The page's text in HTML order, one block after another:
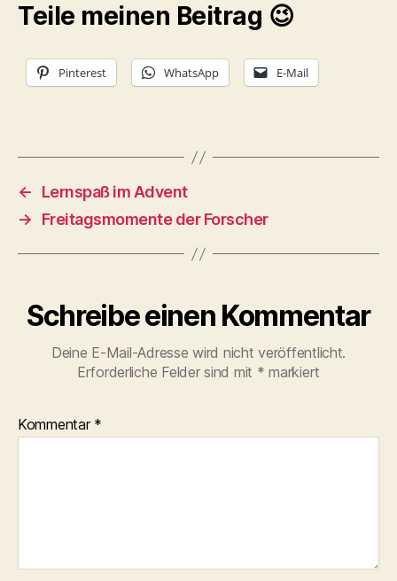
Teile meinen Beitrag 😉
Pinterest WhatsApp E-Mail
←
Lernspaß im Advent
→
Freitagsmomente der Forscher
Schreibe einen Kommentar
Deine E-Mail-Adresse wird nicht veröffentlicht.
Erforderliche Felder sind mit * markiert
Kommentar *